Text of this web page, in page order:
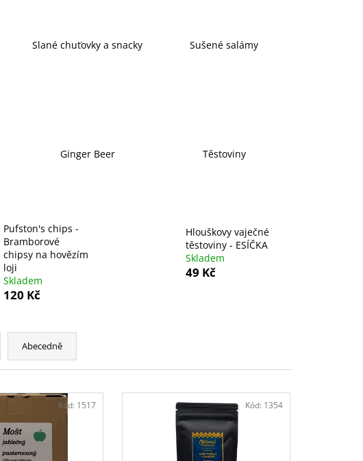
Slané chuťovky a snacky Sušené salámy
Ginger Beer Těstoviny
Pufston's chips -
Bramborové
chipsy na hovězím
loji
Skladem
120 Kč
Hlouškovy vaječné
těstoviny - ESÍČKA
Skladem
49 Kč
Abecedně
Kód: 1517 Kód: 1354